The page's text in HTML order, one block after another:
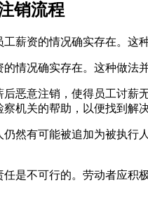
销流程
薪资的情况确实存在。
情况确实存在。这种做法
恶意注销，使得员工讨
机关的帮助，以便找到解
然有可能被追加为被执
是不可行的。劳动者应